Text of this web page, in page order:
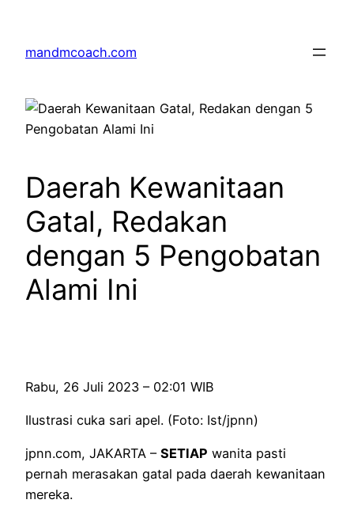
content
mandmcoach.com
Daerah Kewanitaan
Gatal, Redakan
dengan 5 Pengobatan
Alami Ini
Rabu, 26 Juli 2023 – 02:01 WIB
Ilustrasi cuka sari apel. (Foto: Ist/jpnn)
jpnn.com, JAKARTA – SETIAP wanita pasti
pernah merasakan gatal pada daerah kewanitaan
mereka.